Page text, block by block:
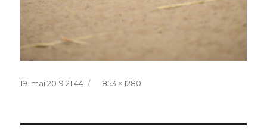
Postitatud
19. mai 2019 21:44 Täissuurus
853 × 1280